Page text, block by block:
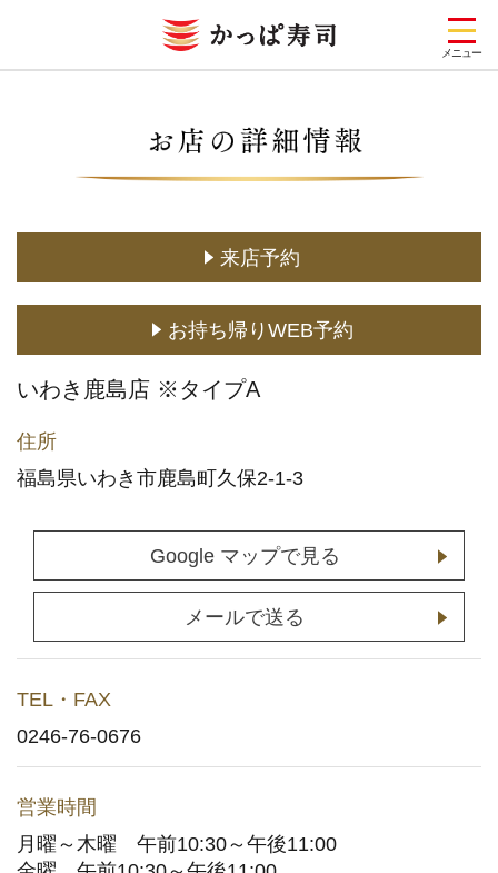
メニュー
定番メニュー (お持ち帰り含む)
どこでもかっぱ寿司
予約・注文
ホットペッパーグルメサイトへ
(ポイント利用はこちら)
お持ち帰りWeb予約
宅配デリバリー
お問い合わせ
来店予約
お持ち帰りWEB予約
いわき鹿島店 ※タイプA
住所
福島県いわき市鹿島町久保2-1-3
Google マップで見る
メールで送る
TEL・FAX
0246-76-0676
営業時間
月曜～木曜 午前10:30～午後11:00